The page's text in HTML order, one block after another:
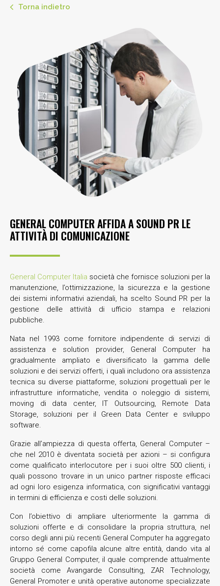
Torna indietro
GENERAL COMPUTER AFFIDA A SOUND PR LE
ATTIVITÀ DI COMUNICAZIONE
General Computer Italia società che fornisce soluzioni per la
manutenzione, l’ottimizzazione, la sicurezza e la gestione
dei sistemi informativi aziendali, ha scelto Sound PR per la
gestione delle attività di ufficio stampa e relazioni
pubbliche.
Nata nel 1993 come fornitore indipendente di servizi di
assistenza e solution provider, General Computer ha
gradualmente ampliato e diversificato la gamma delle
soluzioni e dei servizi offerti, i quali includono ora assistenza
tecnica su diverse piattaforme, soluzioni progettuali per le
infrastrutture informatiche, vendita o noleggio di sistemi,
moving di data center, IT Outsourcing, Remote Data
Storage, soluzioni per il Green Data Center e sviluppo
software.
Grazie all’ampiezza di questa offerta, General Computer –
che nel 2010 è diventata società per azioni – si configura
come qualificato interlocutore per i suoi oltre 500 clienti, i
quali possono trovare in un unico partner risposte efficaci
ad ogni loro esigenza informatica, con significativi vantaggi
in termini di efficienza e costi delle soluzioni.
Con l’obiettivo di ampliare ulteriormente la gamma di
soluzioni offerte e di consolidare la propria struttura, nel
corso degli anni più recenti General Computer ha aggregato
intorno sé come capofila alcune altre entità, dando vita al
Gruppo General Computer, il quale comprende attualmente
società come Avangarde Consulting, ZAR Technology,
General Promoter e unità operative autonome specializzate